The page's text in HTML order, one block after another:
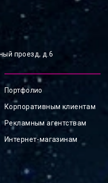
проезд, д.6
Портфолио
Корпоративным клиентам
Рекламным агентствам
Интернет-магазинам